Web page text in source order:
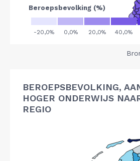
BEROEPSBEVOLKING,
HOGER ONDERWIJS
REGIO